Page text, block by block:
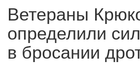
Ветераны
определили
в бросании